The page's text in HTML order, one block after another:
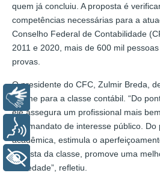
quem já concluiu. A proposta é
competências necessárias para a
Conselho Federal de Contabilidade
2011 e 2020, mais de 600 mil
provas.
O presidente do CFC, Zulmir Breda,
exame para a classe contábil. “Do
ele assegura um profissional mais
seu mandato de interesse público.
acadêmica, estimula o
de vista da classe, promove uma
sociedade”, refletiu.
Libras
Voz
+ Acessibilidade